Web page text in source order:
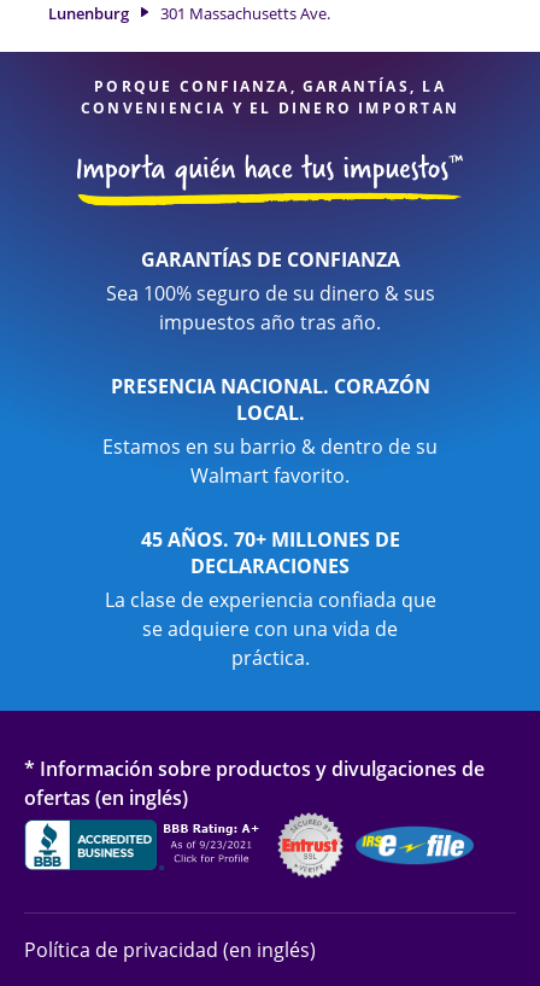
expertos profesionales de impuestos, atención al detalle y
Lunenburg
301 Massachusetts Ave.
PORQUE CONFIANZA, GARANTÍAS, LA
CONVENIENCIA Y EL DINERO IMPORTAN
GARANTÍAS DE CONFIANZA
Sea 100% seguro de su dinero & sus
impuestos año tras año.
PRESENCIA NACIONAL. CORAZÓN
LOCAL.
Estamos en su barrio & dentro de su
Walmart favorito.
45 AÑOS. 70+ MILLONES DE
DECLARACIONES
La clase de experiencia confiada que
se adquiere con una vida de
práctica.
* Información sobre productos y divulgaciones de
ofertas (en inglés)
Política de privacidad (en inglés)